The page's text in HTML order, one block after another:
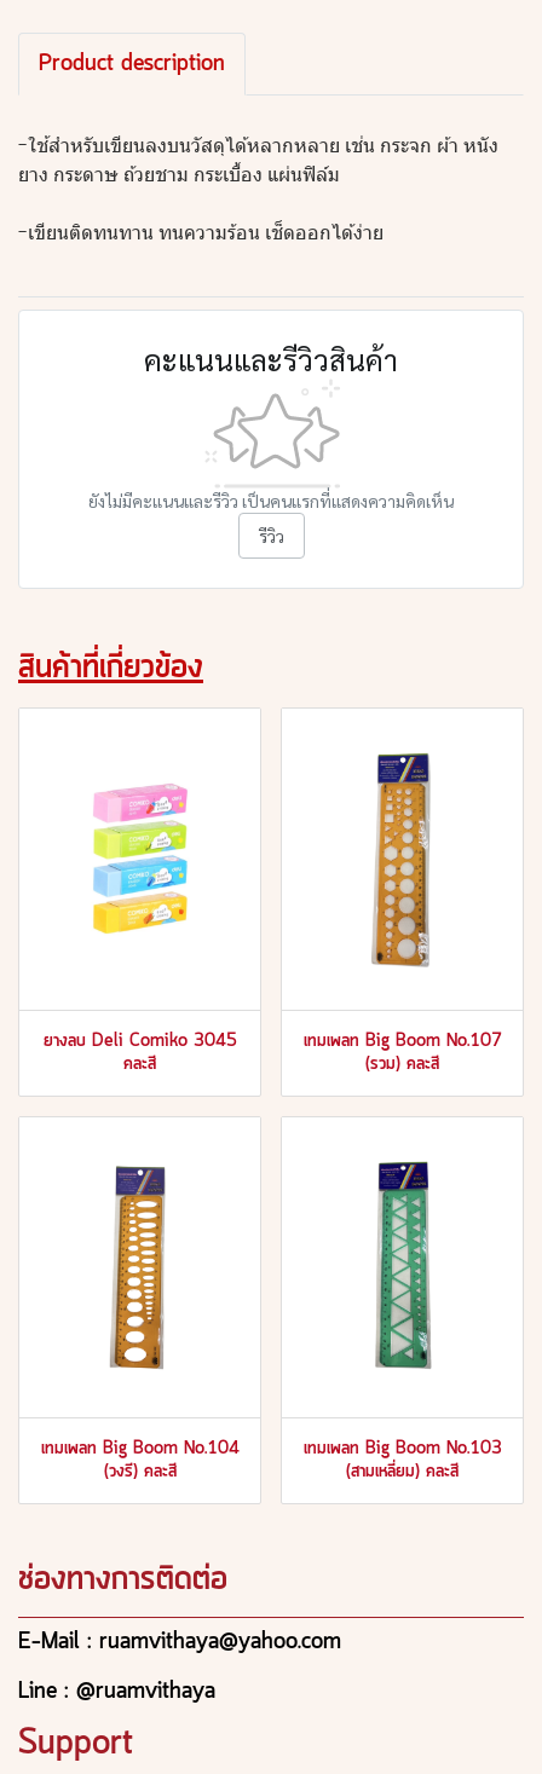
Product description
-ใช้สำหรับเขียนลงบนวัสดุได้หลากหลาย เช่น กระจก ผ้า หนัง
ยาง กระดาษ ถ้วยชาม กระเบื้อง แผ่นฟิล์ม
-เขียนติดทนทาน ทนความร้อน เช็ดออกได้ง่าย
คะแนนและรีวิวสินค้า
ยังไม่มีคะแนนและรีวิว เป็นคนแรกที่แสดงความคิดเห็น
รีวิว
สินค้าที่เกี่ยวข้อง
ยางลบ Deli Comiko 3045
คละสี
เทมเพลท Big Boom No.107
(รวม) คละสี
เทมเพลท Big Boom No.104
(วงรี) คละสี
เทมเพลท Big Boom No.103
(สามเหลี่ยม) คละสี
ช่องทางการติดต่อ
E-Mail : ruamvithaya@yahoo.com
Line : @ruamvithaya
Support